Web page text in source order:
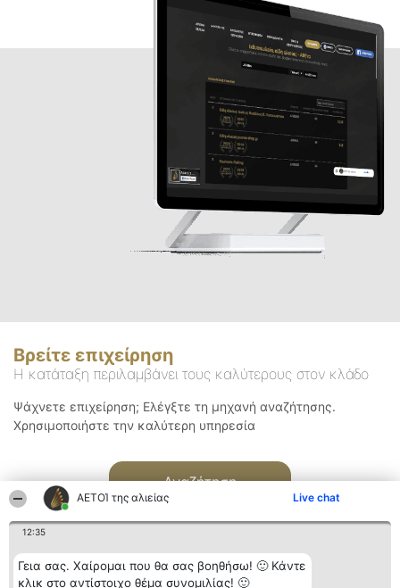
ΑΕΤΟΊ της αλιείας Live chat
12:35
Γεια σας. Χαίρομαι που θα σας βοηθήσω! 🙂 Κάντε
κλικ στο αντίστοιχο θέμα συνομιλίας! 🙂
Βρείτε επιχείρηση
Η κατάταξη περιλαμβάνει τους καλύτερους στον κλάδο
Ψάχνετε επιχείρηση; Ελέγξτε τη μηχανή αναζήτησης.
Χρησιμοποιήστε την καλύτερη υπηρεσία
Αναζήτηση